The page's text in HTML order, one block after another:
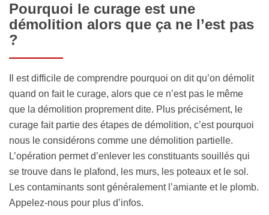
Pourquoi le curage est une
démolition alors que ça ne l’est pas
?
Il est difficile de comprendre pourquoi on dit qu’on démolit
quand on fait le curage, alors que ce n’est pas le même
que la démolition proprement dite. Plus précisément, le
curage fait partie des étapes de démolition, c’est pourquoi
nous le considérons comme une démolition partielle.
L’opération permet d’enlever les constituants souillés qui
se trouve dans le plafond, les murs, les poteaux et le sol.
Les contaminants sont généralement l’amiante et le plomb.
Appelez-nous pour plus d’infos.